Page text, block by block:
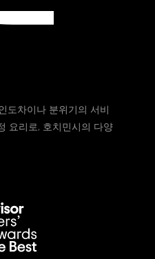
도차이나 분위기의 서비
요리로, 호치민시의 다양